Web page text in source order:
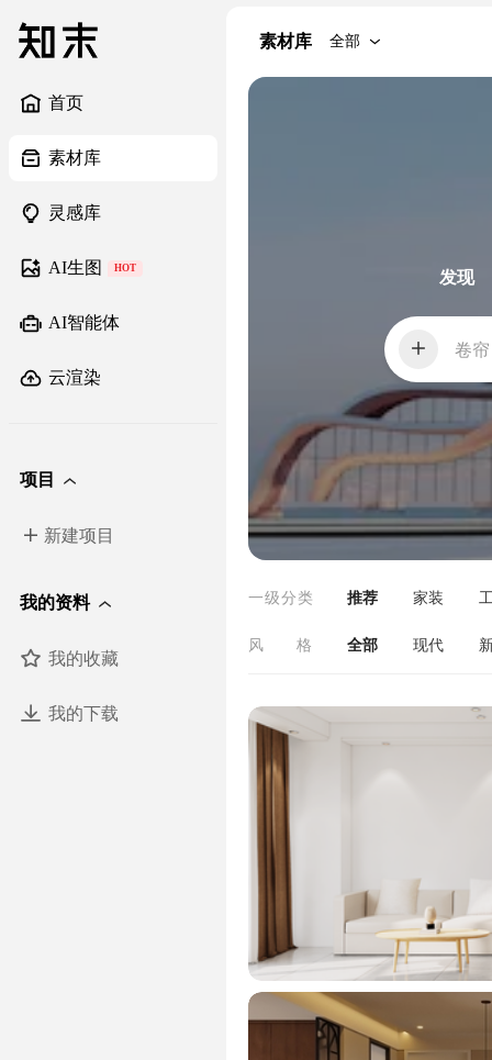
首页
素材库
灵感库
AI生图 HOT
AI智能体
云渲染
项目
新建项目
我的资料
我的收藏
我的下载
素材库 全部
发现
卷帘
一级分类 推荐 家装
美陈装置
标识
风格 全部 现代